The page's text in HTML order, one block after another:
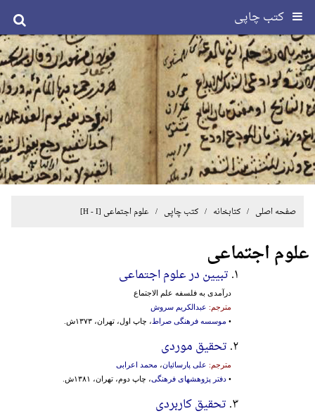
کتب چاپی
صفحه اصلی / کتابخانه /کتب چاپی /علوم اجتماعی[H - I]
علوم اجتماعی
۱. تبیین در علوم اجتماعی
درآمدی‌ به‌ فلسفه‌ علم‌ الاجتماع‌
مترجم: عبدالکریم سروش
• موسسه فرهنگی صراط ، چاپ اول، تهران، ۱۳۷۳ش.
۲. تحقیق موردی
مترجم: علی پارسائیان، محمد اعرابی
• دفتر پژوهشهای فرهنگی، چاپ دوم، تهران، ۱۳۸۱ش.
۳. تحقیق کاربردی